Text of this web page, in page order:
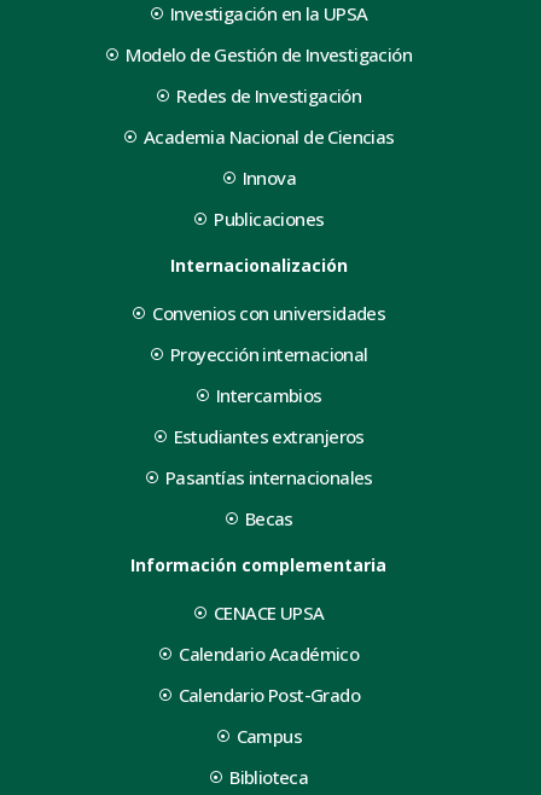
Investigación en la UPSA
Modelo de Gestión de Investigación
Redes de Investigación
Academia Nacional de Ciencias
Innova
Publicaciones
Internacionalización
Convenios con universidades
Proyección internacional
Intercambios
Estudiantes extranjeros
Pasantías internacionales
Becas
Información complementaria
CENACE UPSA
Calendario Académico
Calendario Post-Grado
Campus
Biblioteca